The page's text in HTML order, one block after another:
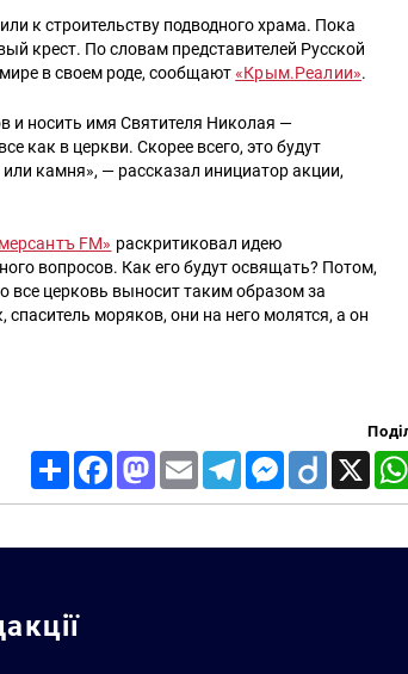
к строительству подводного храма. Пока
крест. По словам представителей Русской
в своем роде, сообщают«Крым.Реалии».
и носить имя Святителя Николая —
как в церкви. Скорее всего, это будут
камня», — рассказал инициатор акции,
FM» раскритиковал идею
вопросов. Как его будут освящать? Потом,
все церковь выносит таким образом за
моряков, они на него молятся, а он
Share FacebookMastodon
Email TelegramMessenger
Diigo X